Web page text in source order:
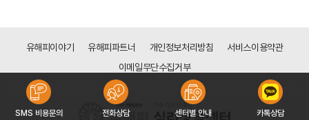
유해피이야기 유해피파트너 개인정보처리방침
서비스이용약관
이메일무단수집거부
SMS 비용문의 전화상담 센터별 안내 카톡상담